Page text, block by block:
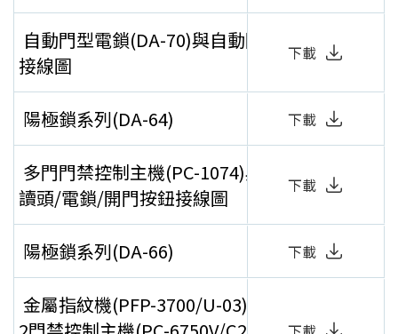
自動門型電鎖(DA-70)與自動門
接線圖
下載
陽極鎖系列(DA-64) 下載
多門門禁控制主機(PC-1074)與
讀頭/電鎖/開門按鈕接線圖
下載
陽極鎖系列(DA-66) 下載
金屬指紋機(PFP-3700/U-03)與